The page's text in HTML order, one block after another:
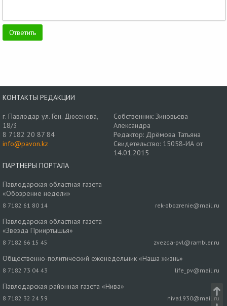
КОНТАКТЫ РЕДАКЦИИ
г. Павлодар ул. Ген. Дюсенова,
18/3
8 7182 20 87 84
info@pavon.kz
Собственник: Зиновьева
Александра
Редактор: Дрёмова Татьяна
Свидетельство: 15058-ИА от
14.01.2015
ПАРТНЕРЫ ПОРТАЛА
Павлодарская областная газета
«Обозрение недели»
8 7182 61 80 14 rek-obozrenie@mail.ru
Павлодарская областная газета
«Звезда Прииртышья»
8 7182 66 15 45 zvezda-pvl@rambler.ru
Общественно-политический еженедельник «Наша жизнь»
8 7182 73 04 43 life_pv@mail.ru
Павлодарская районная газета «Нива»
8 7182 32 24 59 niva1930@mail.ru